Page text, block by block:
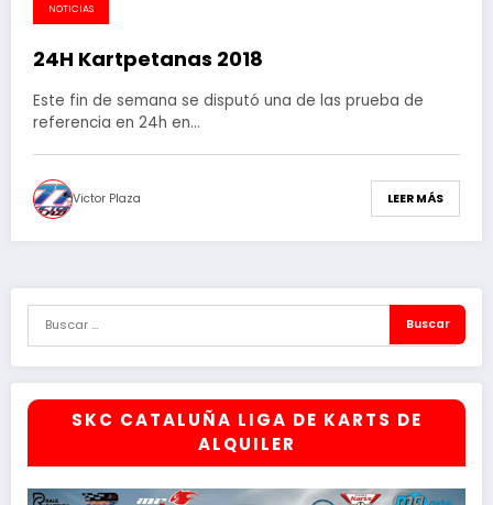
NOTICIAS
24H Kartpetanas 2018
Este fin de semana se disputó una de las prueba de
referencia en 24h en…
Victor Plaza LEER MÁS
SKC CATALUÑA LIGA DE KARTS DE
ALQUILER